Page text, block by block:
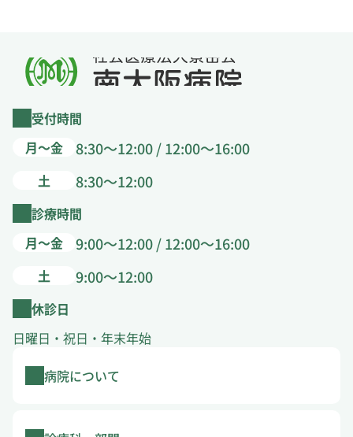
受付時間
月～金
8:30～12:00 / 12:00～16:00
土 8:30～12:00
診療時間
月～金
9:00～12:00 / 12:00～16:00
土 9:00～12:00
休診日
日曜日・祝日・年末年始
病院について